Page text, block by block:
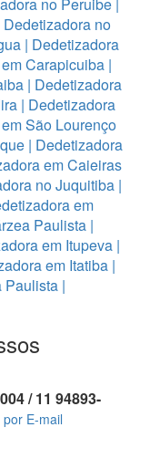
Dedetizadora no
| Dedetizadora
Carapicuiba |
| Dedetizadora
| Dedetizadora
São Lourenço
| Dedetizadora
em Caieiras
no Juquitiba|
em
Paulista |
em Itupeva|
em Itatiba|
Paulista|
/ 11 94893-
E-mail